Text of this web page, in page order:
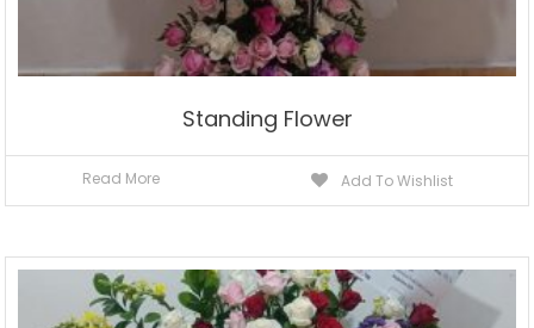
Standing Flower
Read More Add To Wishlist